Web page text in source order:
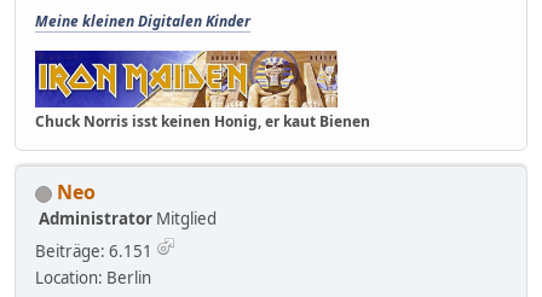
Meine kleinen Digitalen Kinder
Chuck Norris isst keinen Honig, er kaut Bienen
Neo
Administrator Mitglied
Beiträge: 6.151
Location: Berlin